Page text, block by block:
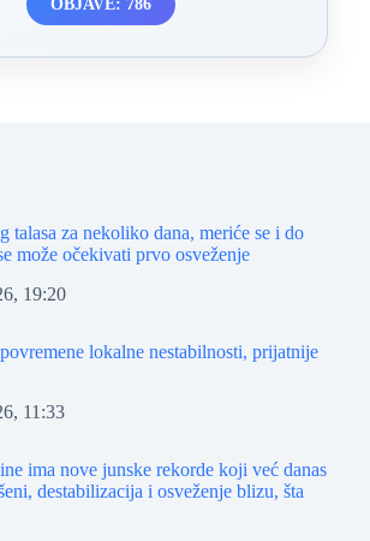
OBJAVE: 786
talasa za nekoliko dana, meriće se i do
može očekivati prvo osveženje
19:20
lokalne nestabilnosti, prijatnije
11:33
ima nove junske rekorde koji već danas
destabilizacija i osveženje blizu, šta